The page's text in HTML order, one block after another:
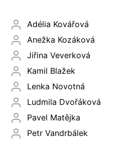
Adélia Kovářová
Anežka Kozáková
Jiřina Veverková
Kamil Blažek
Lenka Novotná
Ludmila Dvořáková
Pavel Matějka
Petr Vandrbálek